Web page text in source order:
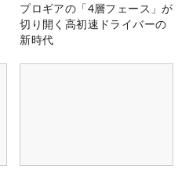
プロギアの「4層フェース」が
切り開く高初速ドライバーの
新時代